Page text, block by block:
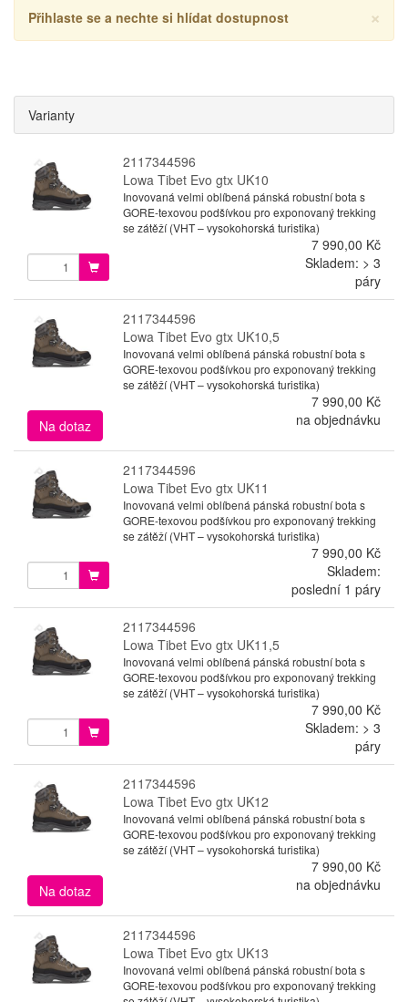
×
Přihlaste se a nechte si hlídat dostupnost
Varianty
2117344596
Lowa Tibet Evo gtx UK10
Inovovaná velmi oblíbená pánská robustní bota s
GORE-texovou podšívkou pro exponovaný trekking
se zátěží (VHT – vysokohorská turistika)
7 990,00 Kč
Skladem: > 3
páry
2117344596
Lowa Tibet Evo gtx UK10,5
Inovovaná velmi oblíbená pánská robustní bota s
GORE-texovou podšívkou pro exponovaný trekking
se zátěží (VHT – vysokohorská turistika)
7 990,00 Kč
Na dotaz
na objednávku
2117344596
Lowa Tibet Evo gtx UK11
Inovovaná velmi oblíbená pánská robustní bota s
GORE-texovou podšívkou pro exponovaný trekking
se zátěží (VHT – vysokohorská turistika)
7 990,00 Kč
Skladem:
poslední 1 páry
2117344596
Lowa Tibet Evo gtx UK11,5
Inovovaná velmi oblíbená pánská robustní bota s
GORE-texovou podšívkou pro exponovaný trekking
se zátěží (VHT – vysokohorská turistika)
7 990,00 Kč
Skladem: > 3
páry
2117344596
Lowa Tibet Evo gtx UK12
Inovovaná velmi oblíbená pánská robustní bota s
GORE-texovou podšívkou pro exponovaný trekking
se zátěží (VHT – vysokohorská turistika)
7 990,00 Kč
Na dotaz
na objednávku
2117344596
Lowa Tibet Evo gtx UK13
Inovovaná velmi oblíbená pánská robustní bota s
GORE-texovou podšívkou pro exponovaný trekking